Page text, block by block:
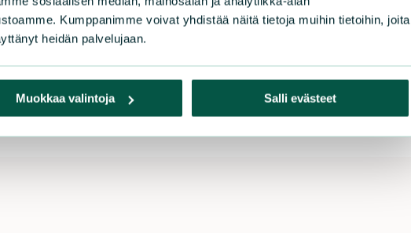
Kumppanimme voivat yhdistää näitä tietoja muihin tietoihin, joita
heidän palvelujaan.
Muokkaa valintoja Salli evästeet
kannalta.
LUE LISÄÄ